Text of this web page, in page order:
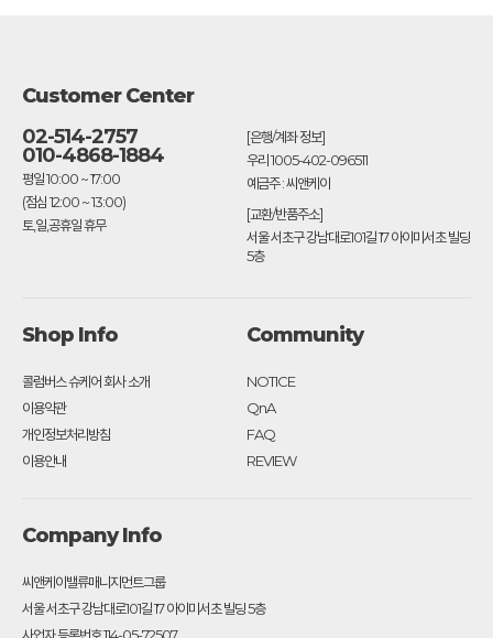
Customer Center
02-514-2757
010-4868-1884
평일 10:00 ~ 17:00
(점심 12:00 ~ 13:00)
토,일,공휴일 휴무
[은행/계좌 정보]
우리 1005-402-096511
예금주 : 씨앤케이
[교환/반품주소]
서울 서초구 강남대로101길 17 아이미서초 빌딩
5층
Shop Info
콜럼버스 슈케어 회사 소개
이용약관
개인정보처리방침
이용안내
Community
NOTICE
QnA
FAQ
REVIEW
Company Info
씨앤케이밸류매니지먼트그룹
서울 서초구 강남대로101길 17 아이미서초 빌딩 5층